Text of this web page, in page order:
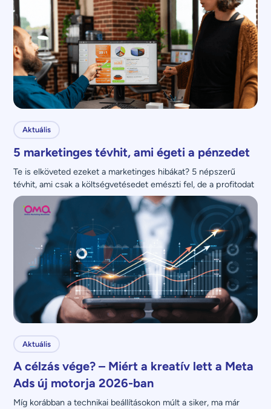
Aktuális
5 marketinges tévhit, ami égeti a pénzedet
Te is elköveted ezeket a marketinges hibákat? 5 népszerű
tévhit, ami csak a költségvetésedet emészti fel, de a profitodat
nem növeli.
Aktuális
A célzás vége? – Miért a kreatív lett a Meta
Ads új motorja 2026-ban
Míg korábban a technikai beállításokon múlt a siker, ma már